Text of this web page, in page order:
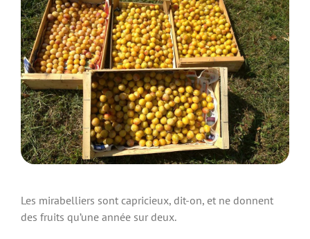
Les mirabelliers sont capricieux, dit-on, et ne donnent
des fruits qu’une année sur deux.